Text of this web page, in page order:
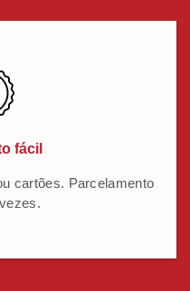
fácil
cartões. Parcelamento